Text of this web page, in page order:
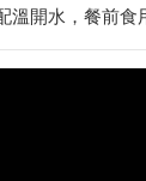
溫開水，餐前